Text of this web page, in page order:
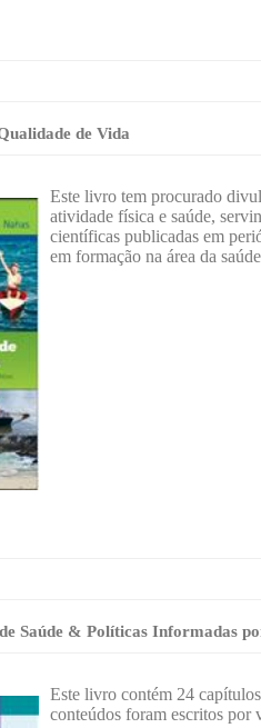
de Vida
Este livro tem procurado
atividade física e saúde,
científicas publicadas em
em formação na área da
Saúde & Políticas Informadas
Este livro contém 24
conteúdos foram escritos por